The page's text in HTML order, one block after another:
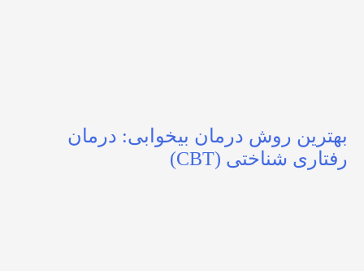
بهترین روش درمان بیخوابی: درمان
رفتاری شناختی (CBT)